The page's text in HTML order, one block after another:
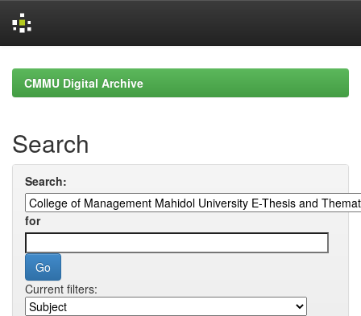
navigationCMMU Digital Archive
Search
Search:
for
Current filters: